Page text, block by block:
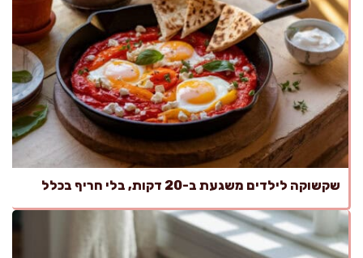
שקשוקה לילדים משגעת ב-20 דקות, בלי חריף בכלל